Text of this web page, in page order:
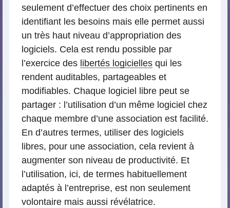
seulement d’effectuer des choix pertinents en
identifiant les besoins mais elle permet aussi
un très haut niveau d’appropriation des
logiciels. Cela est rendu possible par
l’exercice des libertés logicielles qui les
rendent auditables, partageables et
modifiables. Chaque logiciel libre peut se
partager : l’utilisation d’un même logiciel chez
chaque membre d’une association est facilité.
En d’autres termes, utiliser des logiciels
libres, pour une association, cela revient à
augmenter son niveau de productivité. Et
l’utilisation, ici, de termes habituellement
adaptés à l’entreprise, est non seulement
volontaire mais aussi révélatrice.